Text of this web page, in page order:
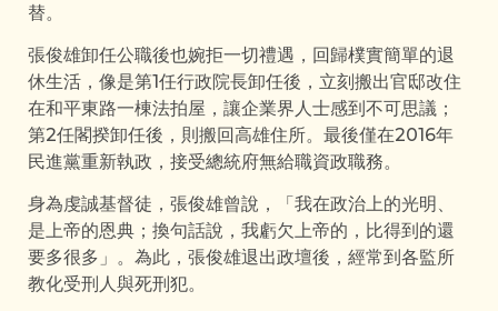
替。
張俊雄卸任公職後也婉拒一切禮遇，回歸樸實簡單的退
休生活，像是第1任行政院長卸任後，立刻搬出官邸改住
在和平東路一棟法拍屋，讓企業界人士感到不可思議；
第2任閣揆卸任後，則搬回高雄住所。最後僅在2016年
民進黨重新執政，接受總統府無給職資政職務。
身為虔誠基督徒，張俊雄曾說，「我在政治上的光明、
是上帝的恩典；換句話說，我虧欠上帝的，比得到的還
要多很多」。為此，張俊雄退出政壇後，經常到各監所
教化受刑人與死刑犯。